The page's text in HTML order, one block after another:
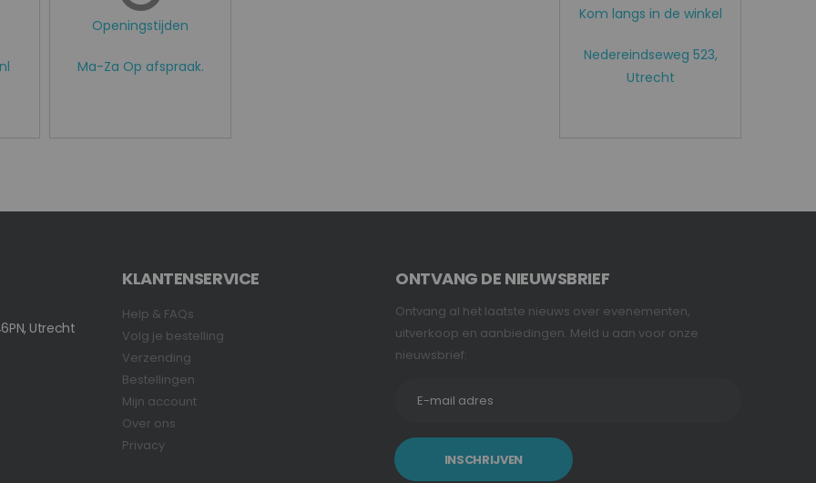
Openingstijden
Ma-Za Op afspraak.
Kom langs in de winkel
Nedereindseweg 523,
Utrecht
Utrecht
KLANTENSERVICE
Help & FAQs
Volg je bestelling
Verzending
Bestellingen
Mijn account
Over ons
Privacy
ONTVANG DE NIEUWSBRIEF
Ontvang al het laatste nieuws over evenementen,
uitverkoop en aanbiedingen. Meld u aan voor onze
nieuwsbrief:
INSCHRIJVEN